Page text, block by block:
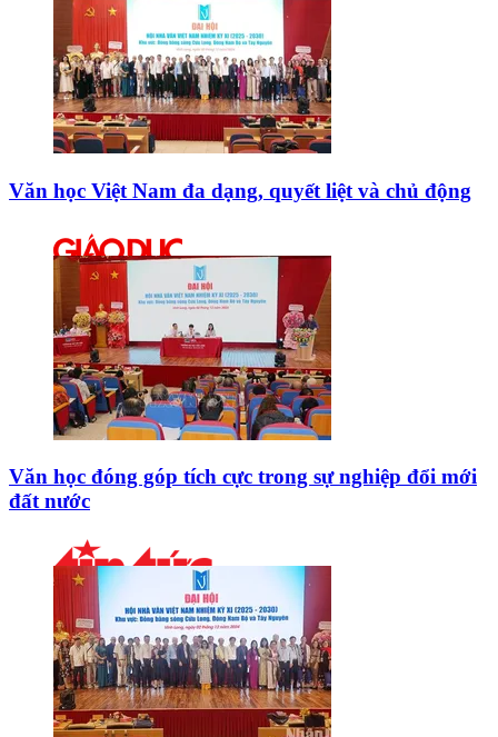
Văn học Việt Nam đa dạng, quyết liệt và chủ động
Văn học đóng góp tích cực trong sự nghiệp đổi mới
đất nước